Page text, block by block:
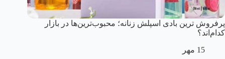
پرفروش ترین بادی اسپلش زنانه؛ محبوب‌ترین‌ها در بازار
کدام‌اند؟
15 مهر